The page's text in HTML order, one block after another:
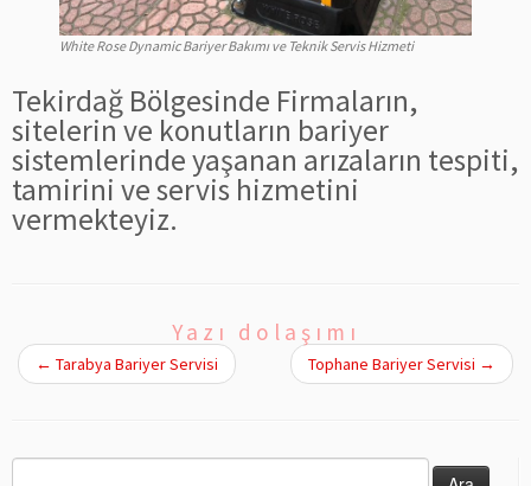
White Rose Dynamic Bariyer Bakımı ve Teknik Servis Hizmeti
Tekirdağ Bölgesinde Firmaların,
sitelerin ve konutların bariyer
sistemlerinde yaşanan arızaların tespiti,
tamirini ve servis hizmetini
vermekteyiz.
Yazı dolaşımı
← Tarabya Bariyer Servisi Tophane Bariyer Servisi →